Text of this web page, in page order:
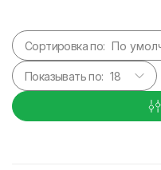
Сортировка по:
Показывать по: